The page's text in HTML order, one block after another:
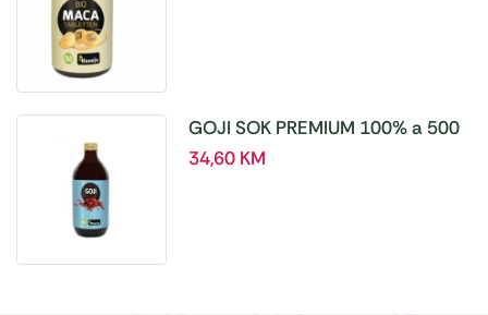
GOJI SOK PREMIUM 100% a 500
ml
34,60 KM